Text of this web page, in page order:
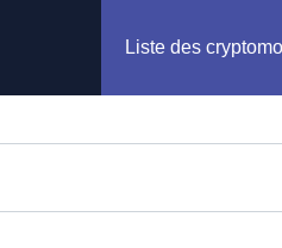
Liste des